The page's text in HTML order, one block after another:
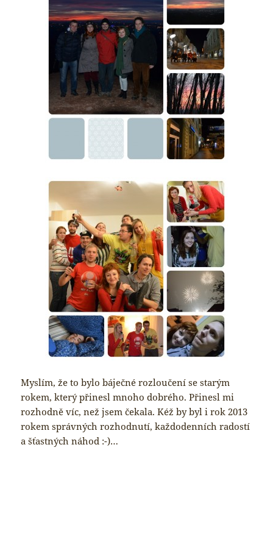
Myslím, že to bylo báječné rozloučení se starým
rokem, který přinesl mnoho dobrého. Přinesl mi
rozhodně víc, než jsem čekala. Kéž by byl i rok 2013
rokem správných rozhodnutí, každodenních radostí
a šťastných náhod :-)…